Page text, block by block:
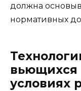
должна
нормативных
вьющихся
условиях